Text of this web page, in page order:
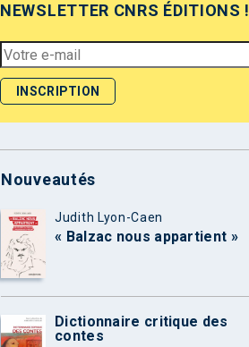
NEWSLETTER CNRS ÉDITIONS !
Nouveautés
Judith Lyon-Caen
« Balzac nous appartient »
Dictionnaire critique des
contes